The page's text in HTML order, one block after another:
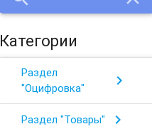
Категории
Раздел
"Оцифровка"
chevron_right
Раздел "Товары" chevron_right